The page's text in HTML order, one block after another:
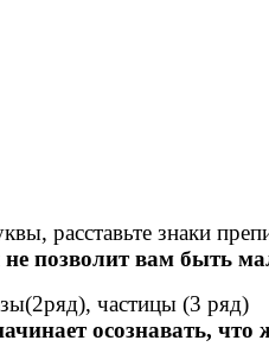
расставьте знаки
не позволит вам быть
частицы (3 ряд)
осознавать,